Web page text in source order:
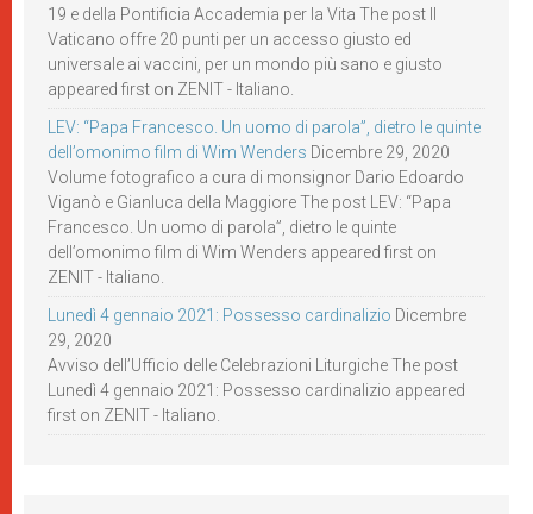
19 e della Pontificia Accademia per la Vita The post Il
Vaticano offre 20 punti per un accesso giusto ed
universale ai vaccini, per un mondo più sano e giusto
appeared first on ZENIT - Italiano.
LEV: “Papa Francesco. Un uomo di parola”, dietro le quinte
dell’omonimo film di Wim Wenders Dicembre 29, 2020
Volume fotografico a cura di monsignor Dario Edoardo
Viganò e Gianluca della Maggiore The post LEV: “Papa
Francesco. Un uomo di parola”, dietro le quinte
dell’omonimo film di Wim Wenders appeared first on
ZENIT - Italiano.
Lunedì 4 gennaio 2021: Possesso cardinalizio Dicembre
29, 2020
Avviso dell’Ufficio delle Celebrazioni Liturgiche The post
Lunedì 4 gennaio 2021: Possesso cardinalizio appeared
first on ZENIT - Italiano.